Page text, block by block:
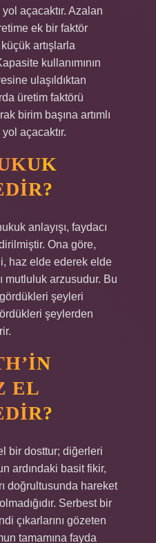
açacaktır. Azalan
ek bir faktör
artışlarla
kullanımının
ulaşıldıktan
üretim faktörü
birim başına artımlı
açacaktır.
anlayışı, faydacı
Ona göre,
haz elde ederek elde
mutluluk arzusudur. Bu
şeyleri
şeylerden
EL
bir dosttur; diğerleri
ardındaki basit fikir,
doğrultusunda hareket
Serbest bir
çıkarlarını gözeten
tamamına fayda